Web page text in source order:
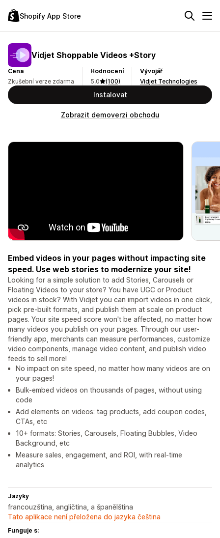
Shopify App Store
Vidjet Shoppable Videos +Story
Cena
Zkušební verze zdarma
Hodnocení
5,0
(100)
Vývojář
Vidjet Technologies
Instalovat
Zobrazit demoverzi obchodu
Embed videos in your pages without impacting site
speed. Use web stories to modernize your site!
Looking for a simple solution to add Stories, Carousels or
Floating Videos to your store? You have UGC or Product
videos in stock? With Vidjet you can import videos in one click,
pick pre-built formats, and publish them at scale on product
pages. Your site speed score won't be affected, no matter how
many videos you publish on your pages. Through our user-
friendly app, merchants can measure performances, customize
video components, manage video content, and publish video
feeds to sell more!
No impact on site speed, no matter how many videos are on
your pages!
Bulk-embed videos on thousands of pages, without using
code
Add elements on videos: tag products, add coupon codes,
CTAs, etc
10+ formats: Stories, Carousels, Floating Bubbles, Video
Background, etc
Measure sales, engagement, and ROI, with real-time
analytics
Jazyky
francouzština, angličtina, a španělština
Tato aplikace není přeložena do jazyka čeština
Funguje s: